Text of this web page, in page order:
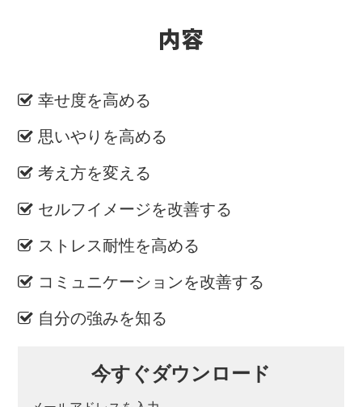
内容
幸せ度を高める
思いやりを高める
考え方を変える
セルフイメージを改善する
ストレス耐性を高める
コミュニケーションを改善する
自分の強みを知る
今すぐダウンロード